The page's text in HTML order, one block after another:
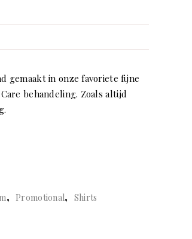
gemaakt in onze favoriete fijne
behandeling. Zoals altijd
, Promotional, Shirts